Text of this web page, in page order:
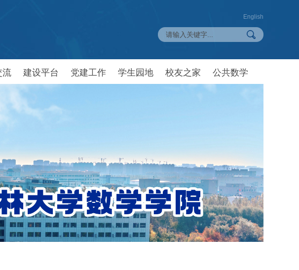
English
流 建设平台 党建工作 学生园地 校友之家 公共数学